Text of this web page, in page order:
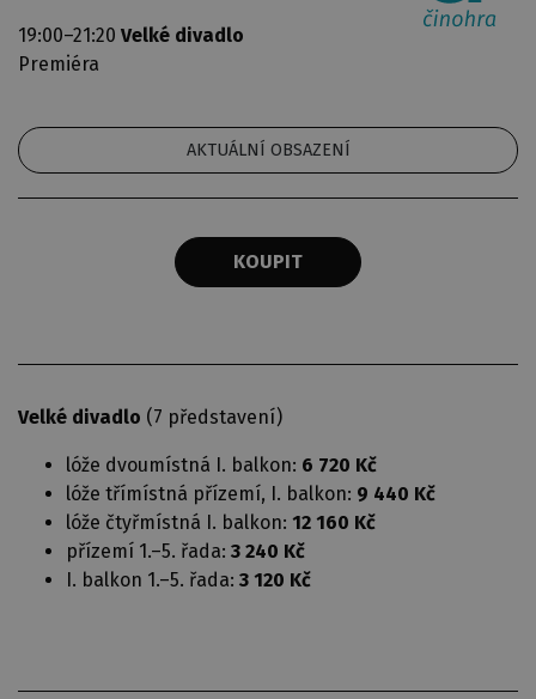
19:00–21:20 Velké divadlo
Premiéra
AKTUÁLNÍ OBSAZENÍ
KOUPIT
Velké divadlo (7 představení)
lóže dvoumístná I. balkon: 6 720 Kč
lóže třímístná přízemí, I. balkon: 9 440 Kč
lóže čtyřmístná I. balkon: 12 160 Kč
přízemí 1.–5. řada: 3 240 Kč
I. balkon 1.–5. řada: 3 120 Kč